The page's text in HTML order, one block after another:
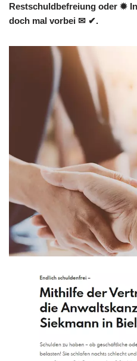
Restschuldbefreiung oder ✹
doch mal vorbei ✉ ✔.